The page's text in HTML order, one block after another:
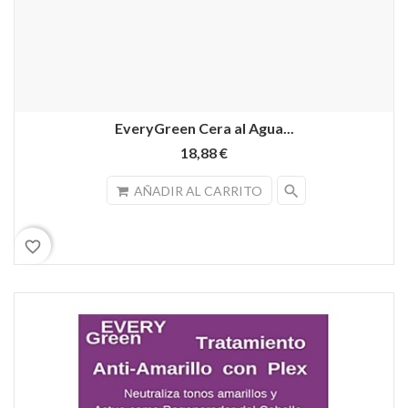
EveryGreen Cera al Agua...
18,88 €
AÑADIR AL CARRITO search
favorite_border